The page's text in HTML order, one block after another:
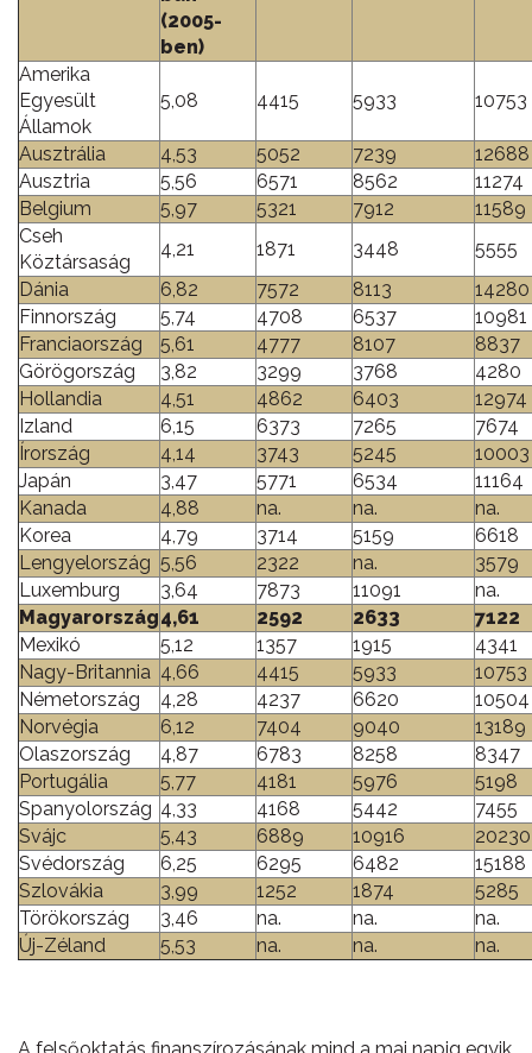
(2005-
ben)
Amerika
Egyesült
Államok
5,08 4415 5933 10753
Ausztrália 4,53 5052 7239
12688
Ausztria
5,56 6571 8562
11274
Belgium
5,97 5321 7912
11589
Cseh
Köztársaság
4,21 1871 3448
5555
Dánia
6,82 7572 8113
14280
Finnország
5,74 4708 6537
10981
Franciaország
5,61 4777 8107
8837
Görögország
3,82 3299 3768
4280
Hollandia
4,51 4862 6403
12974
Izland
6,15 6373 7265
7674
Írország
4,14 3743 5245
10003
Japán
3,47 5771 6534
11164
Kanada
4,88 na. na.
na.
Korea
4,79 3714 5159
6618
Lengyelország 5,56 2322 na.
3579
Luxemburg
3,64 7873 11091
na.
Magyarország4,61 2592 2633
7122
Mexikó
5,12 1357 1915
4341
Nagy-Britannia 4,66 4415 5933
10753
Németország
4,28 4237 6620
10504
Norvégia
6,12 7404 9040
13189
Olaszország
4,87 6783 8258
8347
Portugália
5,77 4181 5976
5198
Spanyolország 4,33 4168 5442
7455
Svájc
5,43 6889 10916
20230
Svédország
6,25 6295 6482
15188
Szlovákia
3,99 1252 1874
5285
Törökország
3,46 na. na.
na.
Új-Zéland
5,53 na. na. na.